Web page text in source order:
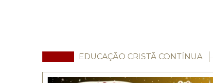
EDUCAÇÃO CRISTÃ CONTÍNUA